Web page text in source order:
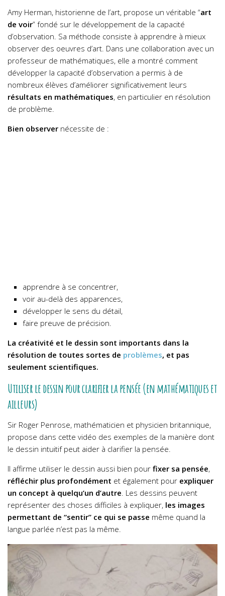
Amy Herman, historienne de l’art, propose un véritable “art
de voir” fondé sur le développement de la capacité
d’observation. Sa méthode consiste à apprendre à mieux
observer des oeuvres d’art. Dans une collaboration avec un
professeur de mathématiques, elle a montré comment
développer la capacité d’observation a permis à de
nombreux élèves d’améliorer significativement leurs
résultats en mathématiques, en particulier en résolution
de problème.
Bien observer nécessite de :
apprendre à se concentrer,
voir au-delà des apparences,
développer le sens du détail,
faire preuve de précision.
La créativité et le dessin sont importants dans la
résolution de toutes sortes de problèmes, et pas
seulement scientifiques.
Utiliser le dessin pour clarifier la pensée (en mathématiques et
ailleurs)
Sir Roger Penrose, mathématicien et physicien britannique,
propose dans cette vidéo des exemples de la manière dont
le dessin intuitif peut aider à clarifier la pensée.
Il affirme utiliser le dessin aussi bien pour fixer sa pensée,
réfléchir plus profondément et également pour expliquer
un concept à quelqu’un d’autre. Les dessins peuvent
représenter des choses difficiles à expliquer, les images
permettant de “sentir” ce qui se passe même quand la
langue parlée n’est pas la même.